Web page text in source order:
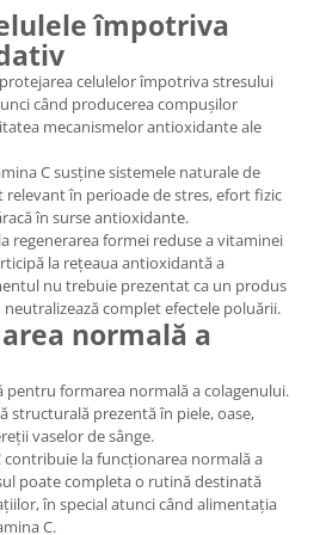
împotriva
celulelor împotriva stresului
când producerea compușilor
mecanismelor antioxidante ale
C susține sistemele naturale de
relevant în perioade de stres, efort fizic
în surse antioxidante.
regenerarea formei reduse a vitaminei
la rețeaua antioxidantă a
nu trebuie prezentat ca un produs
complet efectele poluării.
normală a
pentru formarea normală a colagenului.
structurală prezentă în piele, oase,
vaselor de sânge.
contribuie la funcționarea normală a
poate completa o rutină destinată
în special atunci când alimentația
C.